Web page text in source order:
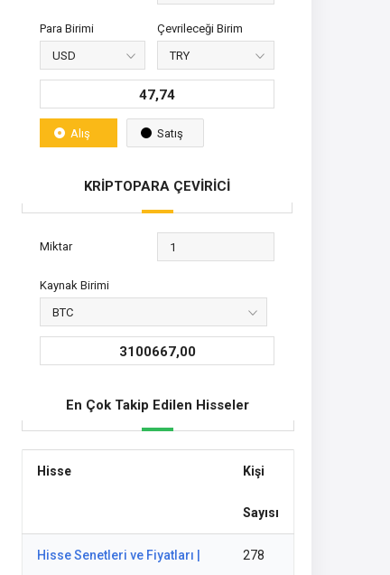
Para Birimi Çevrileceği Birim
47,74
Alış Satış
KRİPTOPARA ÇEVİRİCİ
Miktar
Kaynak Birimi
3100667,00
En Çok Takip Edilen Hisseler
Hisse Kişi
Sayısı
Hisse Senetleri ve Fiyatları | 278